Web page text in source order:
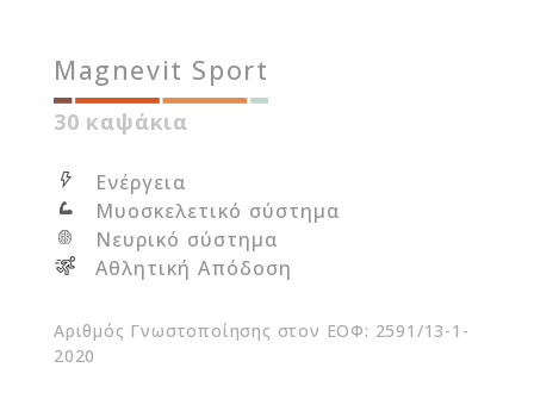
Magnevit Sport
30 καψάκια
Ενέργεια
Μυοσκελετικό σύστημα
Νευρικό σύστημα
Αθλητική Απόδοση
Αριθμός Γνωστοποίησης στον ΕΟΦ: 2591/13-1-
2020